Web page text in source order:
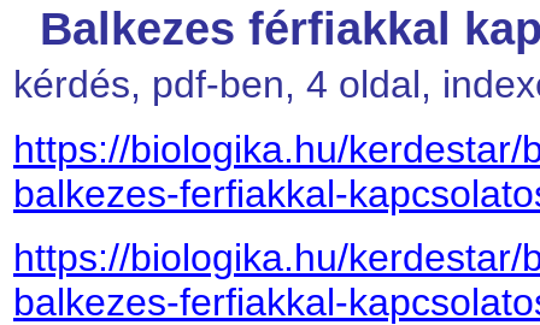
Balkezes férfiakkal
kérdés, pdf-ben, 4 oldal,
https://biologika.hu/
balkezes-ferfiakkal-
https://biologika.hu/
balkezes-ferfiakkal-